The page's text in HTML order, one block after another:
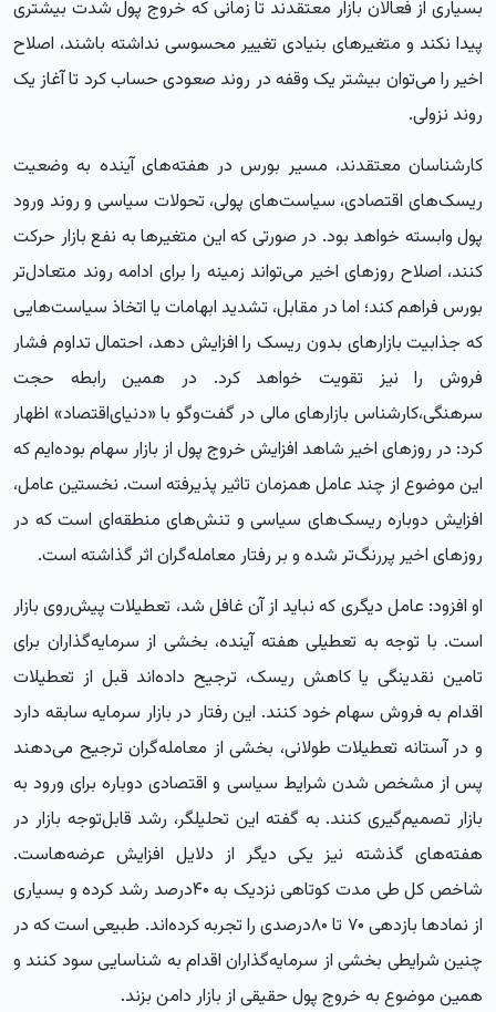
بسیاری از فعالان بازار معتقدند تا زمانی که خروج پول شدت بیشتری
پیدا نکند و متغیرهای بنیادی تغییر محسوسی نداشته باشند، اصلاح
اخیر را می‌توان بیشتر یک وقفه در روند صعودی حساب کرد تا آغاز یک
روند نزولی.
کارشناسان معتقدند، مسیر بورس در هفته‌های آینده به وضعیت
ریسک‌های اقتصادی، سیاست‌های پولی، تحولات سیاسی و روند ورود
پول وابسته خواهد بود. در صورتی که این متغیرها به نفع بازار حرکت
کنند، اصلاح روزهای اخیر می‌تواند زمینه را برای ادامه روند متعادل‌تر
بورس فراهم کند؛ اما در مقابل، تشدید ابهامات یا اتخاذ سیاست‌هایی
که جذابیت بازارهای بدون ریسک را افزایش دهد، احتمال تداوم فشار
فروش را نیز تقویت خواهد کرد. در همین رابطه حجت
سرهنگی،کارشناس بازارهای مالی در گفت‌وگو با «دنیای‌اقتصاد» اظهار
کرد: در روزهای اخیر شاهد افزایش خروج پول از بازار سهام بوده‌ایم که
این موضوع از چند عامل همزمان تاثیر پذیرفته است. نخستین عامل،
افزایش دوباره ریسک‌های سیاسی و تنش‌های منطقه‌ای است که در
روزهای اخیر پررنگ‌تر شده و بر رفتار معامله‌گران اثر گذاشته است.
او افزود: عامل دیگری که نباید از آن غافل شد، تعطیلات پیش‌روی بازار
است. با توجه به تعطیلی هفته آینده، بخشی از سرمایه‌گذاران برای
تامین نقدینگی یا کاهش ریسک، ترجیح داده‌اند قبل از تعطیلات
اقدام به فروش سهام خود کنند. این رفتار در بازار سرمایه سابقه دارد
و در آستانه تعطیلات طولانی، بخشی از معامله‌گران ترجیح می‌دهند
پس از مشخص شدن شرایط سیاسی و اقتصادی دوباره برای ورود به
بازار تصمیم‌گیری کنند. به گفته این تحلیلگر، رشد قابل‌توجه بازار در
هفته‌های گذشته نیز یکی دیگر از دلایل افزایش عرضه‌هاست.
شاخص کل طی مدت کوتاهی نزدیک به ۴۰درصد رشد کرده و بسیاری
از نمادها بازدهی ۷۰ تا ۸۰درصدی را تجربه کرده‌اند. طبیعی است که در
چنین شرایطی بخشی از سرمایه‌گذاران اقدام به شناسایی سود کنند و
همین موضوع به خروج پول حقیقی از بازار دامن بزند.